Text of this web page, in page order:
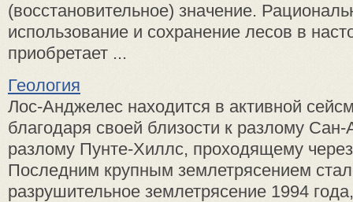
(восстановительное) значение.
использование и сохранение лесов в
приобретает ...
Геология
Лос-Анджелес находится в активной
благодаря своей близости к разлому
разлому Пунте-Хиллс, проходящему
Последним крупным землетрясением
разрушительное землетрясение 1994